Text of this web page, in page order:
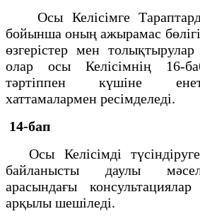
Осы Келісімге
бойынша оның ажырамас
өзгерістер мен толықтырулар
олар осы Келісімнің 16-
тәртіппен күшіне
хаттамалармен ресімделеді.
14-бап
Осы Келісімді
байланысты даулы
арасындағы
арқылы шешіледі.